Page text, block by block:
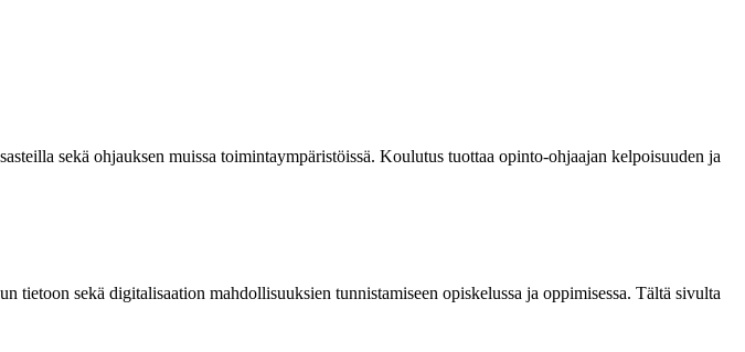
sekä ohjauksen muissa toimintaympäristöissä. Koulutus tuottaa opinto-ohjaajan kelpoisuuden ja
tietoon sekä digitalisaation mahdollisuuksien tunnistamiseen opiskelussa ja oppimisessa. Tältä sivulta